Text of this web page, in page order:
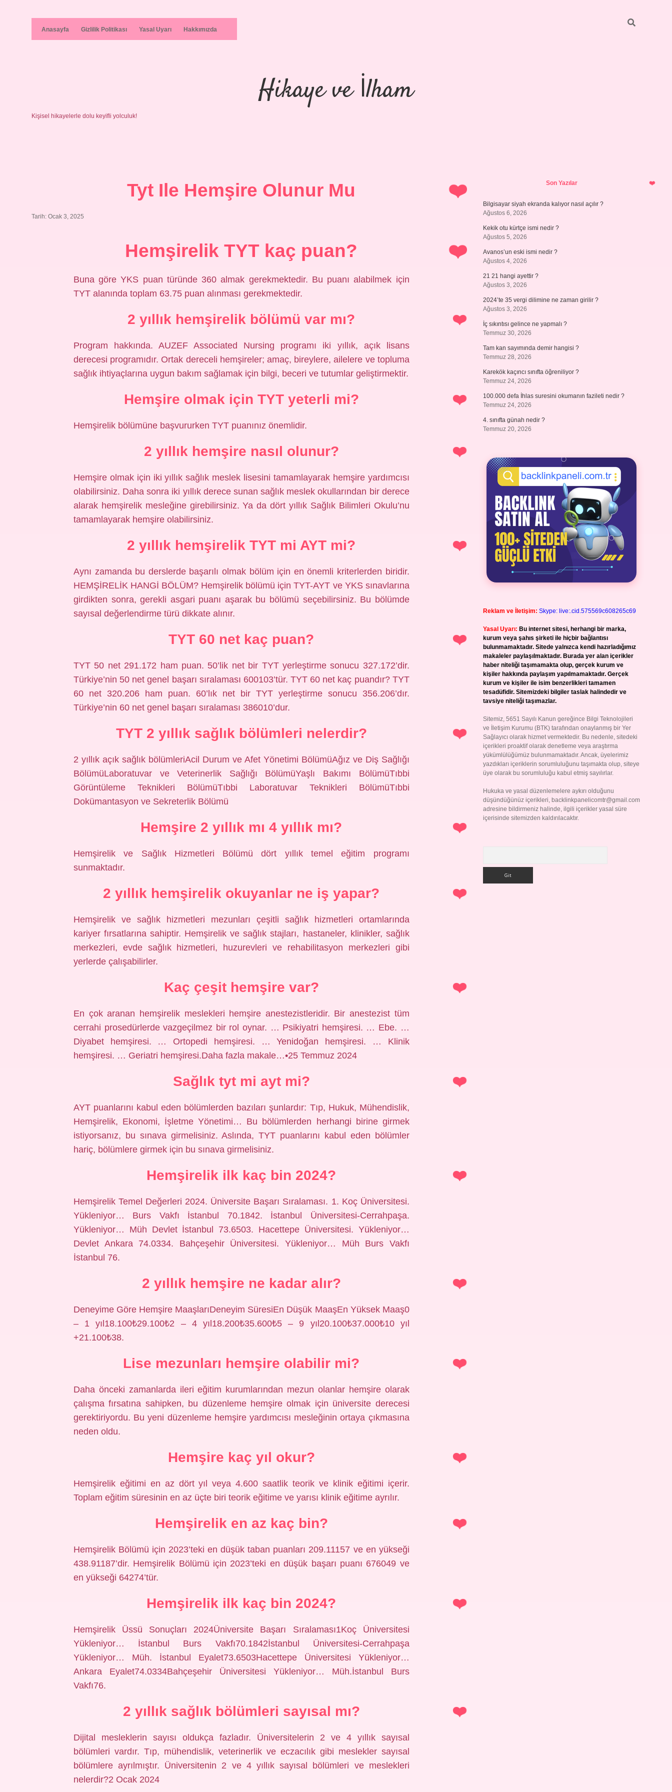
Anasayfa Gizlilik Politikası Yasal Uyarı Hakkımızda
Hikaye ve İlham
Kişisel hikayelerle dolu keyifli yolculuk!
Tyt Ile Hemşire Olunur Mu
Tarih: Ocak 3, 2025
Hemşirelik TYT kaç puan?
Buna göre YKS puan türünde 360 ​​almak gerekmektedir. Bu puanı alabilmek için
TYT alanında toplam 63.75 puan alınması gerekmektedir.
2 yıllık hemşirelik bölümü var mı?
Program hakkında. AUZEF Associated Nursing programı iki yıllık, açık lisans
derecesi programıdır. Ortak dereceli hemşireler; amaç, bireylere, ailelere ve topluma
sağlık ihtiyaçlarına uygun bakım sağlamak için bilgi, beceri ve tutumlar geliştirmektir.
Hemşire olmak için TYT yeterli mi?
Hemşirelik bölümüne başvururken TYT puanınız önemlidir.
2 yıllık hemşire nasıl olunur?
Hemşire olmak için iki yıllık sağlık meslek lisesini tamamlayarak hemşire yardımcısı
olabilirsiniz. Daha sonra iki yıllık derece sunan sağlık meslek okullarından bir derece
alarak hemşirelik mesleğine girebilirsiniz. Ya da dört yıllık Sağlık Bilimleri Okulu’nu
tamamlayarak hemşire olabilirsiniz.
2 yıllık hemşirelik TYT mi AYT mi?
Aynı zamanda bu derslerde başarılı olmak bölüm için en önemli kriterlerden biridir.
HEMŞİRELİK HANGİ BÖLÜM? Hemşirelik bölümü için TYT-AYT ve YKS sınavlarına
girdikten sonra, gerekli asgari puanı aşarak bu bölümü seçebilirsiniz. Bu bölümde
sayısal değerlendirme türü dikkate alınır.
TYT 60 net kaç puan?
TYT 50 net 291.172 ham puan. 50’lik net bir TYT yerleştirme sonucu 327.172’dir.
Türkiye’nin 50 net genel başarı sıralaması 600103’tür. TYT 60 net kaç puandır? TYT
60 net 320.206 ham puan. 60’lık net bir TYT yerleştirme sonucu 356.206’dır.
Türkiye’nin 60 net genel başarı sıralaması 386010’dur.
TYT 2 yıllık sağlık bölümleri nelerdir?
2 yıllık açık sağlık bölümleriAcil Durum ve Afet Yönetimi BölümüAğız ve Diş Sağlığı
BölümüLaboratuvar ve Veterinerlik Sağlığı BölümüYaşlı Bakımı BölümüTıbbi
Görüntüleme Teknikleri BölümüTıbbi Laboratuvar Teknikleri BölümüTıbbi
Dokümantasyon ve Sekreterlik Bölümü
Hemşire 2 yıllık mı 4 yıllık mı?
Hemşirelik ve Sağlık Hizmetleri Bölümü dört yıllık temel eğitim programı
sunmaktadır.
2 yıllık hemşirelik okuyanlar ne iş yapar?
Hemşirelik ve sağlık hizmetleri mezunları çeşitli sağlık hizmetleri ortamlarında
kariyer fırsatlarına sahiptir. Hemşirelik ve sağlık stajları, hastaneler, klinikler, sağlık
merkezleri, evde sağlık hizmetleri, huzurevleri ve rehabilitasyon merkezleri gibi
yerlerde çalışabilirler.
Kaç çeşit hemşire var?
En çok aranan hemşirelik meslekleri hemşire anestezistleridir. Bir anestezist tüm
cerrahi prosedürlerde vazgeçilmez bir rol oynar. … Psikiyatri hemşiresi. … Ebe. …
Diyabet hemşiresi. … Ortopedi hemşiresi. … Yenidoğan hemşiresi. … Klinik
hemşiresi. … Geriatri hemşiresi.Daha fazla makale…•25 Temmuz 2024
Sağlık tyt mi ayt mi?
AYT puanlarını kabul eden bölümlerden bazıları şunlardır: Tıp, Hukuk, Mühendislik,
Hemşirelik, Ekonomi, İşletme Yönetimi… Bu bölümlerden herhangi birine girmek
istiyorsanız, bu sınava girmelisiniz. Aslında, TYT puanlarını kabul eden bölümler
hariç, bölümlere girmek için bu sınava girmelisiniz.
Hemşirelik ilk kaç bin 2024?
Hemşirelik Temel Değerleri 2024. Üniversite Başarı Sıralaması. 1. Koç Üniversitesi.
Yükleniyor… Burs Vakfı İstanbul 70.1842. İstanbul Üniversitesi-Cerrahpaşa.
Yükleniyor… Müh Devlet İstanbul 73.6503. Hacettepe Üniversitesi. Yükleniyor…
Devlet Ankara 74.0334. Bahçeşehir Üniversitesi. Yükleniyor… Müh Burs Vakfı
İstanbul 76.
2 yıllık hemşire ne kadar alır?
Deneyime Göre Hemşire MaaşlarıDeneyim SüresiEn Düşük MaaşEn Yüksek Maaş0
– 1 yıl18.100₺29.100₺2 – 4 yıl18.200₺35.600₺5 – 9 yıl20.100₺37.000₺10 yıl
+21.100₺38.
Lise mezunları hemşire olabilir mi?
Daha önceki zamanlarda ileri eğitim kurumlarından mezun olanlar hemşire olarak
çalışma fırsatına sahipken, bu düzenleme hemşire olmak için üniversite derecesi
gerektiriyordu. Bu yeni düzenleme hemşire yardımcısı mesleğinin ortaya çıkmasına
neden oldu.
Hemşire kaç yıl okur?
Hemşirelik eğitimi en az dört yıl veya 4.600 saatlik teorik ve klinik eğitimi içerir.
Toplam eğitim süresinin en az üçte biri teorik eğitime ve yarısı klinik eğitime ayrılır.
Hemşirelik en az kaç bin?
Hemşirelik Bölümü için 2023’teki en düşük taban puanları 209.11157 ve en yükseği
438.91187’dir. Hemşirelik Bölümü için 2023’teki en düşük başarı puanı 676049 ve
en yükseği 64274’tür.
Hemşirelik ilk kaç bin 2024?
Hemşirelik Üssü Sonuçları 2024Üniversite Başarı Sıralaması1Koç Üniversitesi
Yükleniyor… İstanbul Burs Vakfı70.1842İstanbul Üniversitesi-Cerrahpaşa
Yükleniyor… Müh. İstanbul Eyalet73.6503Hacettepe Üniversitesi Yükleniyor…
Ankara Eyalet74.0334Bahçeşehir Üniversitesi Yükleniyor… Müh.İstanbul Burs
Vakfı76.
2 yıllık sağlık bölümleri sayısal mı?
Dijital mesleklerin sayısı oldukça fazladır. Üniversitelerin 2 ve 4 yıllık sayısal
bölümleri vardır. Tıp, mühendislik, veterinerlik ve eczacılık gibi meslekler sayısal
bölümlere ayrılmıştır. Üniversitenin 2 ve 4 yıllık sayısal bölümleri ve meslekleri
nelerdir?2 Ocak 2024
SidebarSon Yazılar
Bilgisayar siyah ekranda kalıyor nasıl açılır ?
Ağustos 6, 2026
Kekik otu kürtçe ismi nedir ?
Ağustos 5, 2026
Avanos’un eski ismi nedir ?
Ağustos 4, 2026
21 21 hangi ayettir ?
Ağustos 3, 2026
2024’te 35 vergi dilimine ne zaman girilir ?
Ağustos 3, 2026
İç sıkıntısı gelince ne yapmalı ?
Temmuz 30, 2026
Tam kan sayımında demir hangisi ?
Temmuz 28, 2026
Karekök kaçıncı sınıfta öğreniliyor ?
Temmuz 24, 2026
100.000 defa İhlas suresini okumanın fazileti nedir ?
Temmuz 24, 2026
4. sınıfta günah nedir ?
Temmuz 20, 2026
Reklam ve İletişim: Skype: live:.cid.575569c608265c69
Yasal Uyarı: Bu internet sitesi, herhangi bir marka,
kurum veya şahıs şirketi ile hiçbir bağlantısı
bulunmamaktadır. Sitede yalnızca kendi hazırladığımız
makaleler paylaşılmaktadır. Burada yer alan içerikler
haber niteliği taşımamakta olup, gerçek kurum ve
kişiler hakkında paylaşım yapılmamaktadır. Gerçek
kurum ve kişiler ile isim benzerlikleri tamamen
tesadüfidir. Sitemizdeki bilgiler taslak halindedir ve
tavsiye niteliği taşımazlar.
Sitemiz, 5651 Sayılı Kanun gereğince Bilgi Teknolojileri
ve İletişim Kurumu (BTK) tarafından onaylanmış bir Yer
Sağlayıcı olarak hizmet vermektedir. Bu nedenle, sitedeki
içerikleri proaktif olarak denetleme veya araştırma
yükümlülüğümüz bulunmamaktadır. Ancak, üyelerimiz
yazdıkları içeriklerin sorumluluğunu taşımakta olup, siteye
üye olarak bu sorumluluğu kabul etmiş sayılırlar.
Hukuka ve yasal düzenlemelere aykırı olduğunu
düşündüğünüz içerikleri, backlinkpanelicomtr@gmail.com
adresine bildirmeniz halinde, ilgili içerikler yasal süre
içerisinde sitemizden kaldırılacaktır.